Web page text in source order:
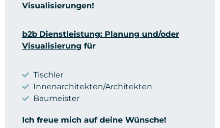
Visualisierungen!
b2b Dienstleistung: Planung und/oder
Visualisierung für
Tischler
Innenarchitekten/Architekten
Baumeister
Ich freue mich auf deine Wünsche!